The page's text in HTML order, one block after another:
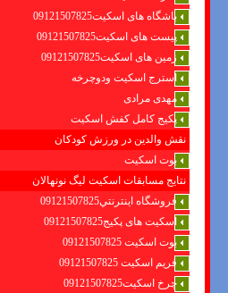
باشگاه های اسکیت09121507825
پیست های اسکیت09121507825
زمین های اسکیت09121507825
استرج اسکیت ودوچرخه
مهدی مرادی
پکیج کامل کفش اسکیت
نقش والدین در ورزش کودکان
بوت اسکیت
نتایج مسابقات اسکیت لیگ نونهالان
فروشگاه اينترنتي09121507825
اسکیت های پکیج09121507825
بوت اسکیت 09121507825
فریم اسکیت 09121507825
چرخ اسکیت09121507825